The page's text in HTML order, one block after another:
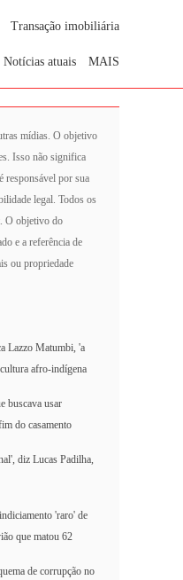
Transação imobiliária
Notícias atuais MAIS
mídias. O objetivo
Isso não significa
responsável por sua
legal. Todos os
O objetivo do
e a referência de
ou propriedade
Lazzo Matumbi, 'a
afro-indígena
buscava usar
do casamento
diz Lucas Padilha,
'raro' de
que matou 62
de corrupção no